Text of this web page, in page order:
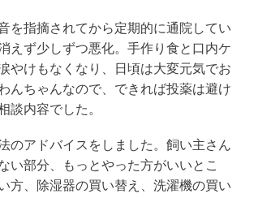
を指摘されてから定期的に通院してい
えず少しずつ悪化。手作り食と口内ケ
やけもなくなり、日頃は大変元気でお
んちゃんなので、できれば投薬は避け
談内容でした。
のアドバイスをしました。飼い主さん
い部分、もっとやった方がいいとこ
方、除湿器の買い替え、洗濯機の買い